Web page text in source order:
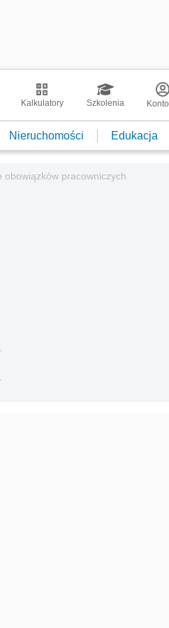
Kalkulatory Szkolenia Konto
Nieruchomości Edukacja
pracowniczych